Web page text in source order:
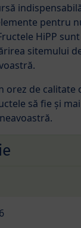
pentru
HiPP
sitemului
orez de calitate
să fie și